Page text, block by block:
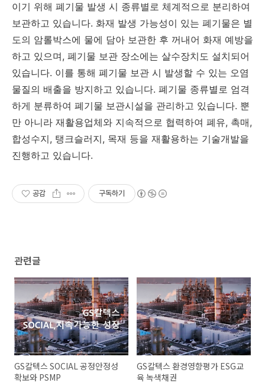
이기 위해 폐기물 발생 시 종류별로 체계적으로 분리하여
보관하고 있습니다. 화재 발생 가능성이 있는 폐기물은 별
도의 암롤박스에 물에 담아 보관한 후 꺼내어 화재 예방을
하고 있으며, 폐기물 보관 장소에는 살수장치도 설치되어
있습니다. 이를 통해 폐기물 보관 시 발생할 수 있는 오염
물질의 배출을 방지하고 있습니다. 폐기물 종류별로 엄격
하게 분류하여 폐기물 보관시설을 관리하고 있습니다. 뿐
만 아니라 재활용업체와 지속적으로 협력하여 폐유, 촉매,
합성수지, 탱크슬러지, 목재 등을 재활용하는 기술개발을
진행하고 있습니다.
공감 구독하기
관련글
GS칼텍스 SOCIAL 공정안정성
확보와 PSMP
GS칼텍스 환경영향평가 ESG교
육 녹색채권